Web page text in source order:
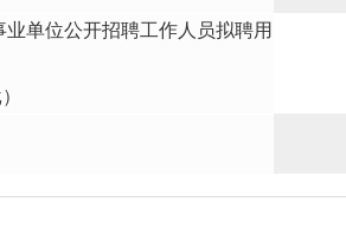
单位公开招聘工作人员拟聘用